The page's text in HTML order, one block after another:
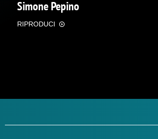
Simone Pepino
RIPRODUCI